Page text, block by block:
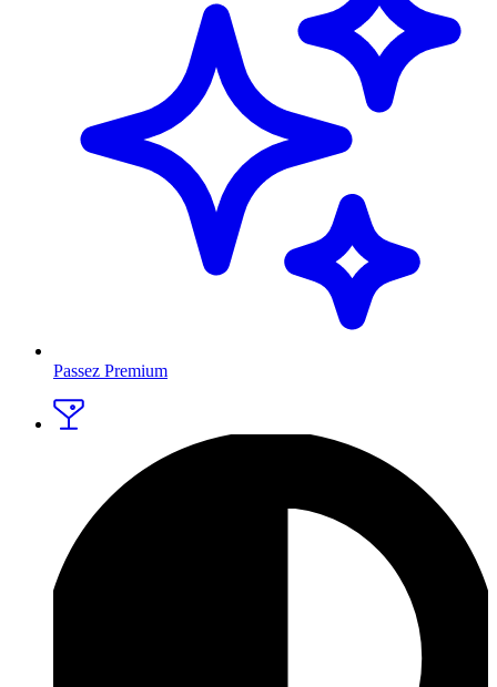
Passez Premium